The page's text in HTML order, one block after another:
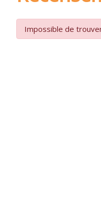
Impossible de